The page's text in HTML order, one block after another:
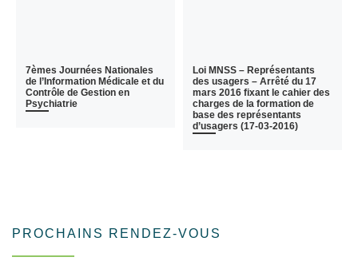
7èmes Journées Nationales
de l’Information Médicale et du
Contrôle de Gestion en
Psychiatrie
Loi MNSS – Représentants
des usagers – Arrêté du 17
mars 2016 fixant le cahier des
charges de la formation de
base des représentants
d’usagers (17-03-2016)
PROCHAINS RENDEZ-VOUS